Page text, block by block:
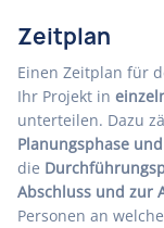
Zeitplan
Einen Zeitplan für
Ihr Projekt in
unterteilen. Dazu
Planungsphase
die
Abschluss und zur
Personen an